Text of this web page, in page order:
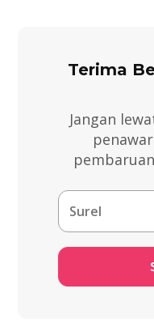
Terima
Jangan